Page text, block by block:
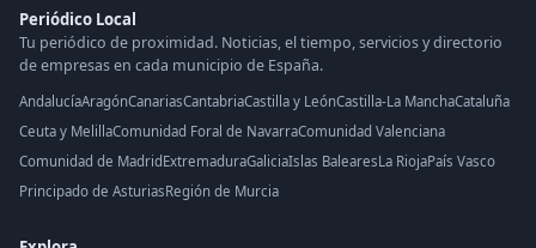
Periódico Local
Tu periódico de proximidad. Noticias, el tiempo, servicios y directorio
de empresas en cada municipio de España.
AndalucíaAragónCanariasCantabriaCastilla y LeónCastilla-La ManchaCataluña
Ceuta y MelillaComunidad Foral de NavarraComunidad Valenciana
Comunidad de MadridExtremaduraGaliciaIslas BalearesLa RiojaPaís Vasco
Principado de AsturiasRegión de Murcia